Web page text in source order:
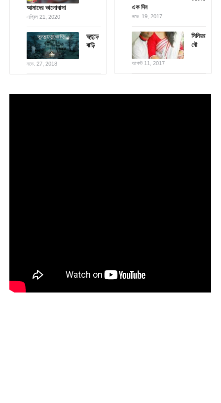
আমাদের ভালোবাসা
এপ্রিল 21, 2020
ভূতুড়ে
বাড়ি
নভে. 27, 2018
এক দিন
নভে. 19, 2017
সিনিয়র
বৌ
আগস্ট 11, 2017